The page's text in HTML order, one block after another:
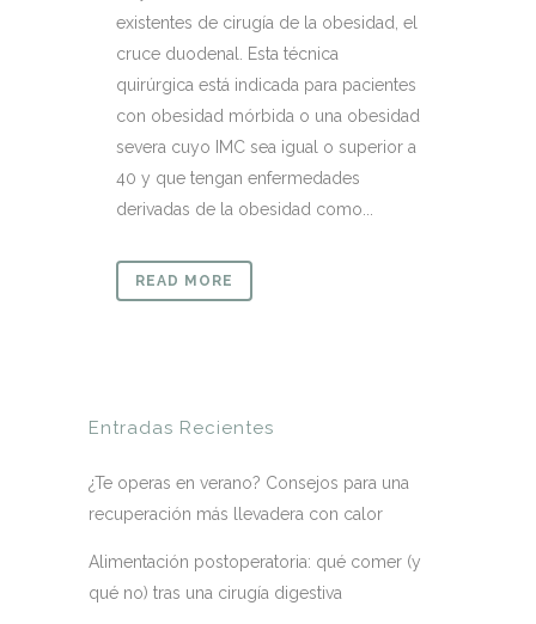
existentes de cirugía de la obesidad, el
cruce duodenal. Esta técnica
quirúrgica está indicada para pacientes
con obesidad mórbida o una obesidad
severa cuyo IMC sea igual o superior a
40 y que tengan enfermedades
derivadas de la obesidad como...
READ MORE
Entradas Recientes
¿Te operas en verano? Consejos para una
recuperación más llevadera con calor
Alimentación postoperatoria: qué comer (y
qué no) tras una cirugía digestiva